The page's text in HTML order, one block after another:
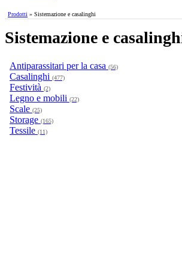
Prodotti » Sistemazione e casalinghi
Sistemazione e
Antiparassitari per la casa (56)
Casalinghi (477)
Festività (2)
Legno e mobili (22)
Scale (25)
Storage (165)
Tessile (11)